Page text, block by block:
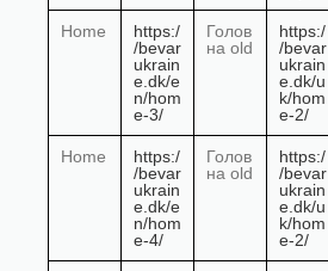
Home
https:/
/bevar
ukrain
e.dk/e
n/hom
e-3/
Голов
на old
https:/
/bevar
ukrain
e.dk/u
k/hom
e-2/
Home
https:/
/bevar
ukrain
e.dk/e
n/hom
e-4/
Голов
на old
https:/
/bevar
ukrain
e.dk/u
k/hom
e-2/